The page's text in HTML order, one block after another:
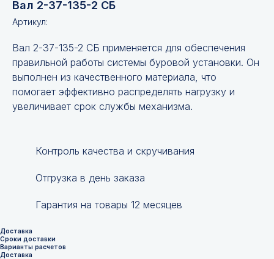
Вал 2-37-135-2 СБ
Артикул:
Вал 2-37-135-2 СБ применяется для обеспечения
правильной работы системы буровой установки. Он
выполнен из качественного материала, что
помогает эффективно распределять нагрузку и
увеличивает срок службы механизма.
Контроль качества и скручивания
Отгрузка в день заказа
Гарантия на товары 12 месяцев
Доставка
Сроки доставки
Варианты расчетов
Доставка